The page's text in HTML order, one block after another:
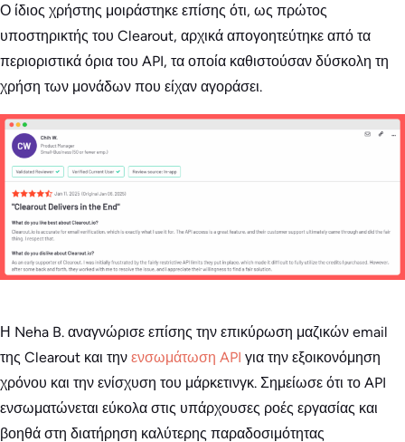
Ο ίδιος χρήστης μοιράστηκε επίσης ότι, ως πρώτος
υποστηρικτής του Clearout, αρχικά απογοητεύτηκε από τα
περιοριστικά όρια του API, τα οποία καθιστούσαν δύσκολη τη
χρήση των μονάδων που είχαν αγοράσει.
Η Neha B. αναγνώρισε επίσης την επικύρωση μαζικών email
της Clearout και την ενσωμάτωση API για την εξοικονόμηση
χρόνου και την ενίσχυση του μάρκετινγκ. Σημείωσε ότι το API
ενσωματώνεται εύκολα στις υπάρχουσες ροές εργασίας και
βοηθά στη διατήρηση καλύτερης παραδοσιμότητας